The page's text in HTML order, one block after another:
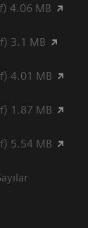
4.06 MB
3.1 MB
4.01 MB
1.87 MB
5.54 MB